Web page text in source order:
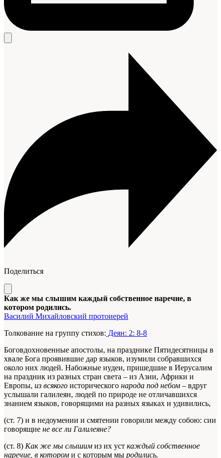
Поделиться
Как же мы слышим каждый собственное наречие, в
котором родились.
Василий Михайловский протоиерей
Толкование на группу стихов: Деян: 2: 8-8
Боговдохновенные апостолы, на празднике Пятидесятницы в
хвале Бога проявившие дар языков, изумили собравшихся
около них людей. Набожные иудеи, пришедшие в Иерусалим
на праздник из разных стран света – из Азии, Африки и
Европы, из всякого исторического народа под небом – вдруг
услышали галилеян, людей по природе не отличавшихся
знанием языков, говорящими на разных языках и удивились,
(ст. 7) и в недоумении и смятении говорили между собою: сии
говорящие не все ли Галилеяне?
(ст. 8) Как же мы слышим из их уст каждый собственное
наречие, в котором и с которым мы родились.